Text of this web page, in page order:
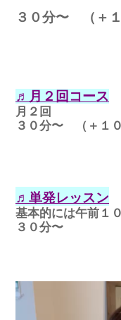
３０分〜 （＋１
♬月２回コース
月２回
３０分〜 （＋１
♬単発レッスン
基本的には午前
３０分〜